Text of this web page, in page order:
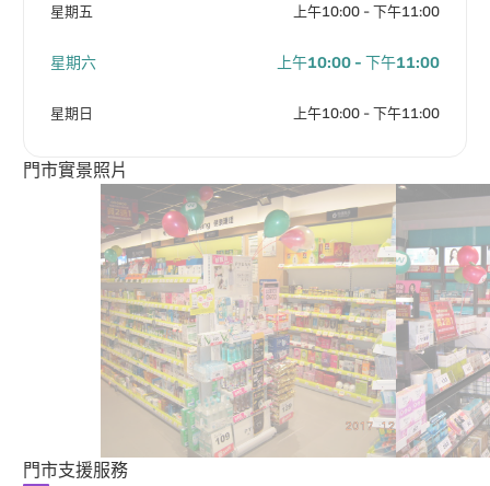
星期五 上午10:00 - 下午11:00
星期六 上午10:00 - 下午11:00
星期日 上午10:00 - 下午11:00
門市實景照片
門市支援服務